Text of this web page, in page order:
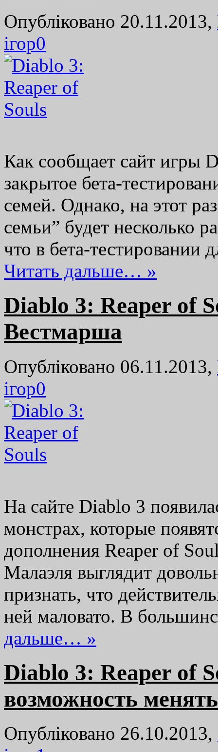
Опубліковано 20.11.2013,
ігор0
Как сообщает сайт игры
закрытое бета-
семей. Однако, на этот
семьи” будет несколько
что в бета-тестировании
Читать дальше… »
Diablo 3: Reaper of
Вестмарша
Опубліковано 06.11.2013,
ігор0
На сайте Diablo 3
монстрах, которые
дополнения Reaper of
Малаэля выглядит
признать, что
ней маловато. В
дальше… »
Diablo 3: Reaper of
возможность
Опубліковано 26.10.2013,